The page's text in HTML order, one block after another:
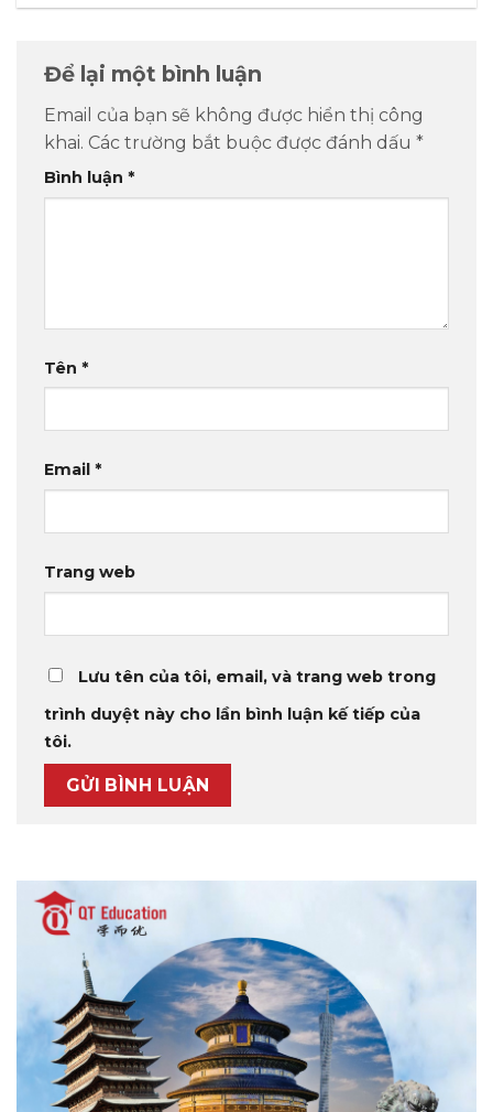
Để lại một bình luận
Email của bạn sẽ không được hiển thị công
khai. Các trường bắt buộc được đánh dấu *
Bình luận *
Tên *
Email *
Trang web
Lưu tên của tôi, email, và trang web trong
trình duyệt này cho lần bình luận kế tiếp của
tôi.